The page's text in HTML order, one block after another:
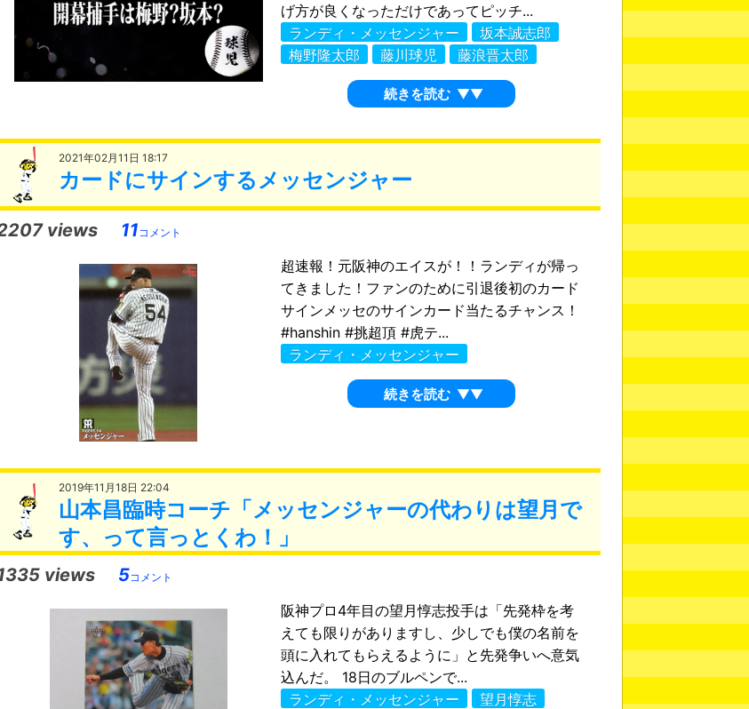
げ方が良くなっただけであってピッチ...
ランディ・メッセンジャー
坂本誠志郎
梅野隆太郎
藤川球児 藤浪晋太郎
続きを読む ▼▼
2021年02月11日 18:17
カードにサインするメッセンジャー
views 11コメント
超速報！元阪神のエイスが！！ランディが帰っ
てきました！ファンのために引退後初のカード
サインメッセのサインカード当たるチャンス！
#hanshin #挑超頂 #虎テ...
ランディ・メッセンジャー
続きを読む ▼▼
2019年11月18日 22:04
山本昌臨時コーチ「メッセンジャーの代わりは望月で
す、って言っとくわ！」
views 5コメント
阪神プロ4年目の望月惇志投手は「先発枠を考
えても限りがありますし、少しでも僕の名前を
頭に入れてもらえるように」と先発争いへ意気
込んだ。 18日のブルペンで...
ランディ・メッセンジャー
望月惇志